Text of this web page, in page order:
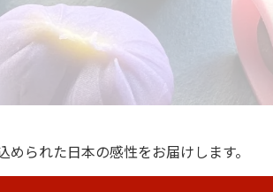
られた日本の感性をお届けします。